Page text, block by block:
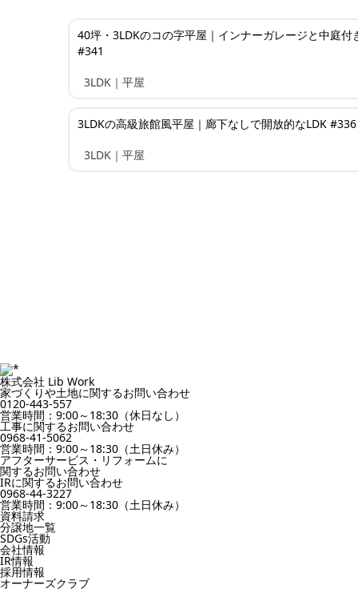
40坪・3LDKのコの字平屋｜インナーガレージと中庭付
#341
3LDK｜平屋
3LDKの高級旅館風平屋｜廊下なしで開放的なLDK #336
3LDK｜平屋
株式会社 Lib Work
家づくりや土地に関するお問い合わせ
0120-443-557
営業時間：9:00～18:30（休日なし）
工事に関するお問い合わせ
0968-41-5062
営業時間：9:00～18:30（土日休み）
アフターサービス・リフォームに
関するお問い合わせ
IRに関するお問い合わせ
0968-44-3227
営業時間：9:00～18:30（土日休み）
資料請求
分譲地一覧
SDGs活動
会社情報
IR情報
採用情報
オーナーズクラブ